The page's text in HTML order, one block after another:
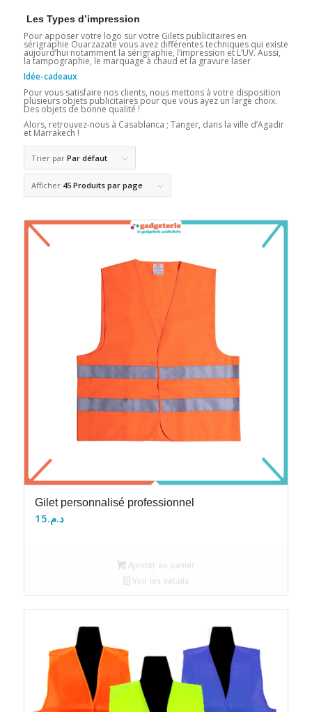
Les Types d’impression
Pour apposer votre logo sur votre Gilets publicitaires en
sérigraphie Ouarzazate vous avez différentes techniques qui existe
aujourd’hui notamment la sérigraphie, l’impression et L’UV. Aussi,
la tampographie, le marquage à chaud et la gravure laser
Idée-cadeaux
Pour vous satisfaire nos clients, nous mettons à votre disposition
plusieurs objets publicitaires pour que vous ayez un large choix.
Des objets de bonne qualité !
Alors, retrouvez-nous à Casablanca ; Tanger, dans la ville d’Agadir
et Marrakech !
Trier par Par défaut
Afficher 45 Produits par page
Gilet personnalisé professionnel
د.م.15
Ajouter au panier
Voir les détails